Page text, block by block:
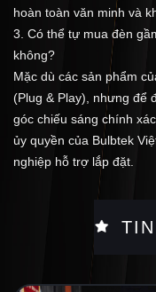
hoàn toàn văn minh và
3. Có thể tự mua đèn
không?
Mặc dù các sản phẩm
(Plug & Play), nhưng để
góc chiếu sáng chính
ủy quyền của Bulbtek
nghiệp hỗ trợ lắp đặt.